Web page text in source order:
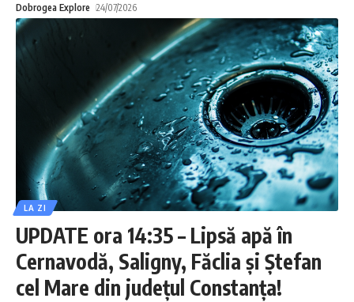
Dobrogea Explore 24/07/2026
LA ZI
UPDATE ora 14:35 – Lipsă apă în
Cernavodă, Saligny, Făclia și Ștefan
cel Mare din județul Constanța!